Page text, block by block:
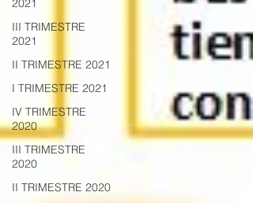
2021
III TRIMESTRE
2021
II TRIMESTRE 2021
I TRIMESTRE 2021
IV TRIMESTRE
2020
III TRIMESTRE
2020
II TRIMESTRE 2020